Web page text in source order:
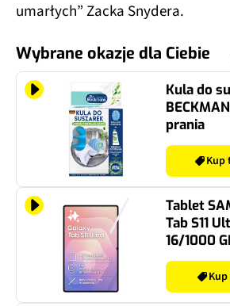
umarłych” Zacka Snydera.
Wybrane okazje dla Ciebie
Kula do
prania
Kup
Tablet
Tab S11
16/1000
Srebrny